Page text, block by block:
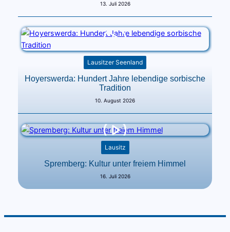
13. Juli 2026
Lausitzer Seenland
Hoyerswerda: Hundert Jahre lebendige sorbische
Tradition
10. August 2026
Lausitz
Spremberg: Kultur unter freiem Himmel
16. Juli 2026